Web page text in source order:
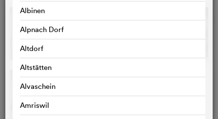
Albinen
Alpnach Dorf
Altdorf
Altstätten
Alvaschein
Amriswil